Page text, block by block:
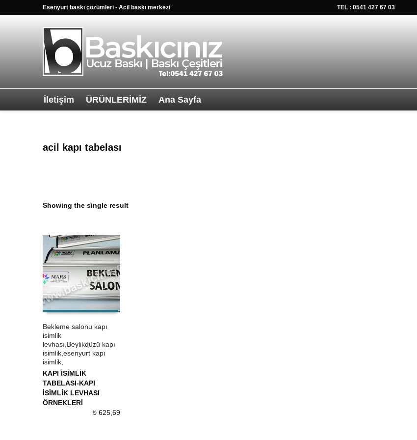
Esenyurt baskı çözümleri - Acil baskı merkezi TEL : 0541 427 67 03
İletişim ÜRÜNLERİMİZ Ana Sayfa
acil kapı tabelası
Showing the single result
ÜRÜN SATIN AL
QUICK VIEW
Bekleme salonu kapı
isimlik
levhası,Beylikdüzü kapı
isimlik,esenyurt kapı
isimlik,
KAPI İSİMLİK
TABELASI-KAPI
İSİMLİK LEVHASI
ÖRNEKLERİ
₺625,69